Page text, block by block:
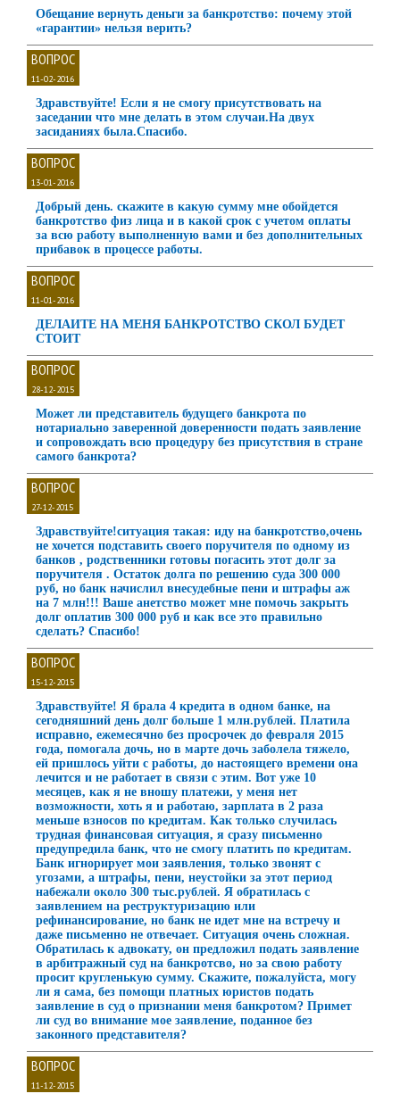
Обещание вернуть деньги за банкротство: почему этой
«гарантии» нельзя верить?
ВОПРОС
11-02-2016
Здравствуйте! Если я не смогу присутствовать на
заседании что мне делать в этом случаи.На двух
засиданиях была.Спасибо.
ВОПРОС
13-01-2016
Добрый день. скажите в какую сумму мне обойдется
банкротство физ лица и в какой срок с учетом оплаты
за всю работу выполненную вами и без дополнительных
прибавок в процессе работы.
ВОПРОС
11-01-2016
ДЕЛАИТЕ НА МЕНЯ БАНКРОТСТВО СКОЛ БУДЕТ
СТОИТ
ВОПРОС
28-12-2015
Может ли представитель будущего банкрота по
нотариально заверенной доверенности подать заявление
и сопровождать всю процедуру без присутствия в стране
самого банкрота?
ВОПРОС
27-12-2015
Здравствуйте!ситуация такая: иду на банкротство,очень
не хочется подставить своего поручителя по одному из
банков , родственники готовы погасить этот долг за
поручителя . Остаток долга по решению суда 300 000
руб, но банк начислил внесудебные пени и штрафы аж
на 7 млн!!! Ваше анетство может мне помочь закрыть
долг оплатив 300 000 руб и как все это правильно
сделать? Спасибо!
ВОПРОС
15-12-2015
Здравствуйте! Я брала 4 кредита в одном банке, на
сегодняшний день долг больше 1 млн.рублей. Платила
исправно, ежемесячно без просрочек до февраля 2015
года, помогала дочь, но в марте дочь заболела тяжело,
ей пришлось уйти с работы, до настоящего времени она
лечится и не работает в связи с этим. Вот уже 10
месяцев, как я не вношу платежи, у меня нет
возможности, хоть я и работаю, зарплата в 2 раза
меньше взносов по кредитам. Как только случилась
трудная финансовая ситуация, я сразу письменно
предупредила банк, что не смогу платить по кредитам.
Банк игнорирует мои заявления, только звонят с
угозами, а штрафы, пени, неустойки за этот период
набежали около 300 тыс.рублей. Я обратилась с
заявлением на реструктуризацию или
рефинансирование, но банк не идет мне на встречу и
даже письменно не отвечает. Ситуация очень сложная.
Обратилась к адвокату, он предложил подать заявление
в арбитражный суд на банкротсво, но за свою работу
просит кругленькую сумму. Скажите, пожалуйста, могу
ли я сама, без помощи платных юристов подать
заявление в суд о признании меня банкротом? Примет
ли суд во внимание мое заявление, поданное без
законного представителя?
ВОПРОС
11-12-2015